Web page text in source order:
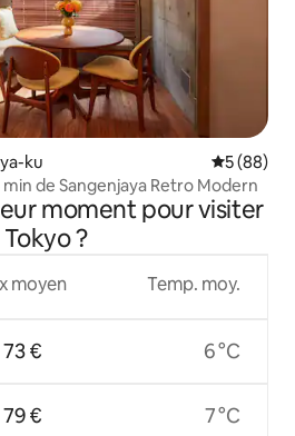
ku
5 (88)
min de Sangenjaya Retro Modern
moment pour visiter
Tokyo ?
moyen
73 €
79 €
Temp. moy.
6 °C
7 °C